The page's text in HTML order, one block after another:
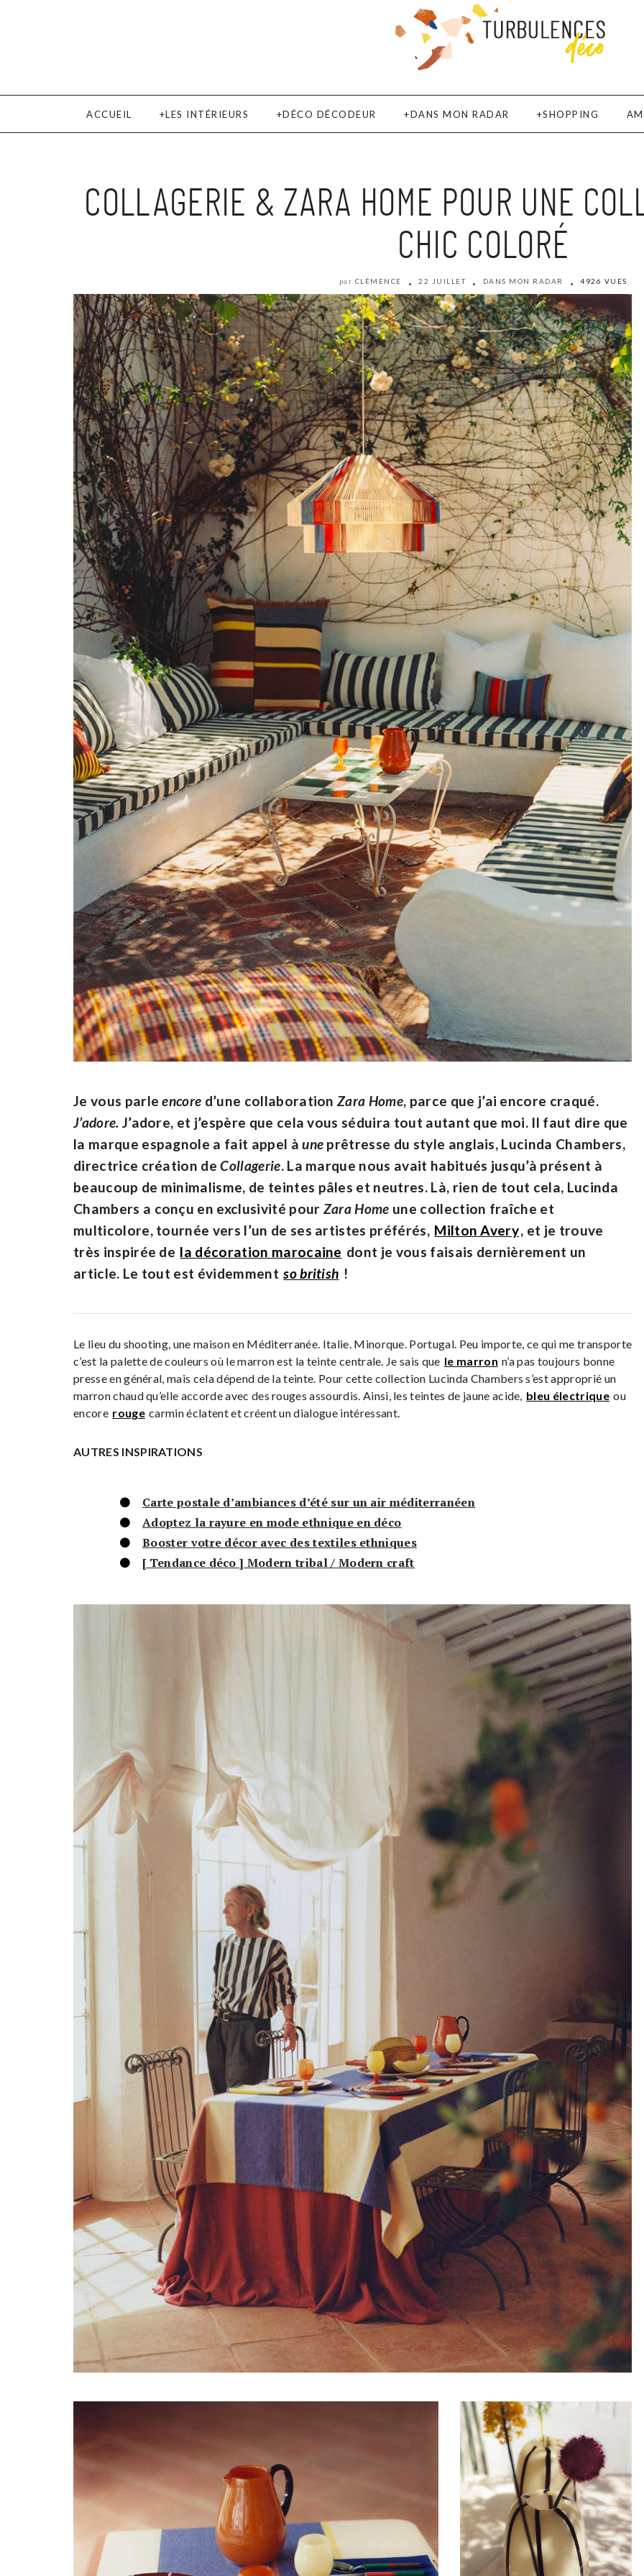
ACCUEIL LES INTÉRIEURS DÉCO DÉCODEUR DANS MON RADAR SHOPPING
COLLAGERIE & ZARA HOME POUR UNE
CHIC COLORÉ
par CLÉMENCE 22 JUILLET DANS MON RADAR 4926 VUES
Je vous parleencore d’une collaborationZara Home, parce que j’ai encore craqué.
J’adore. J’adore, et j’espère que cela vous séduira tout autant que moi. Il faut dire que
la marque espagnole a fait appel àune prêtresse du style anglais, Lucinda Chambers,
directrice création deCollagerie. La marque nous avait habitués jusqu’à présent à
beaucoup de minimalisme, de teintes pâles et neutres. Là, rien de tout cela, Lucinda
Chambers a conçu en exclusivité pour Zara Home une collection fraîche et
multicolore, tournée vers l’un de ses artistes préférés, Milton Avery, et je trouve
très inspirée de la décoration marocaine dont je vous faisais dernièrement un
article. Le tout est évidemment so british !
Le lieu du shooting, une maison en Méditerranée. Italie. Minorque. Portugal. Peu importe, ce qui me transporte
c’est la palette de couleurs où le marron est la teinte centrale. Je sais que le marron n’a pas toujours bonne
presse en général, mais cela dépend de la teinte. Pour cette collection Lucinda Chambers s’est approprié un
marron chaud qu’elle accorde avec des rouges assourdis. Ainsi, les teintes de jaune acide, bleu électrique ou
encore rouge carmin éclatent et créent un dialogue intéressant.
AUTRES INSPIRATIONS
Carte postale d’ambiances d’été sur un air méditerranéen
Adoptez la rayure en mode ethnique en déco
Booster votre décor avec des textiles ethniques
[ Tendance déco ] Modern tribal / Modern craft